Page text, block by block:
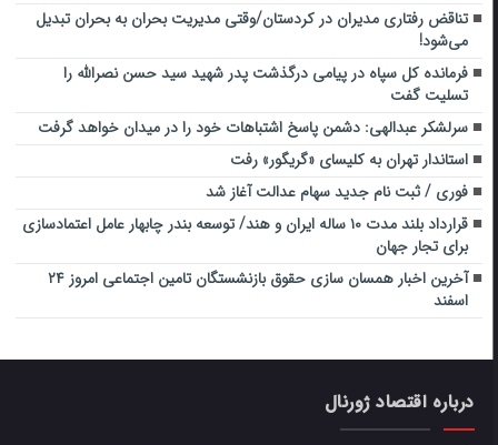
تناقض رفتاری مدیران در کردستان/وقتی مدیریت بحران به بحران تبدیل
می‌شود!
فرمانده کل سپاه در پیامی درگذشت پدر شهید سید حسن نصرالله را
تسلیت گفت
سرلشکر عبدالهی: دشمن پاسخ اشتباهات خود را در میدان خواهد گرفت
استاندار تهران به کلیسای «گریگور» رفت
فوری / ثبت نام جدید سهام عدالت آغاز شد
قرارداد بلند مدت ۱۰ ساله ایران و هند/ توسعه بندر چابهار عامل اعتمادسازی
برای تجار جهان
آخرین اخبار همسان سازی حقوق بازنشستگان تامین اجتماعی امروز ۲۴
اسفند
درباره اقتصاد ژورنال